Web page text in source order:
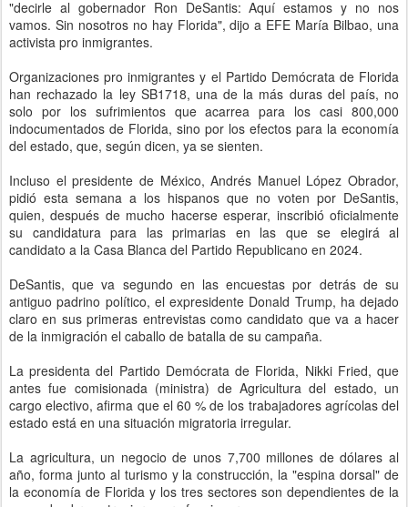
"decirle al gobernador Ron DeSantis: Aquí estamos y no nos
vamos. Sin nosotros no hay Florida", dijo a EFE María Bilbao, una
activista pro inmigrantes.
Organizaciones pro inmigrantes y el Partido Demócrata de Florida
han rechazado la ley SB1718, una de la más duras del país, no
solo por los sufrimientos que acarrea para los casi 800,000
indocumentados de Florida, sino por los efectos para la economía
del estado, que, según dicen, ya se sienten.
Incluso el presidente de México, Andrés Manuel López Obrador,
pidió esta semana a los hispanos que no voten por DeSantis,
quien, después de mucho hacerse esperar, inscribió oficialmente
su candidatura para las primarias en las que se elegirá al
candidato a la Casa Blanca del Partido Republicano en 2024.
DeSantis, que va segundo en las encuestas por detrás de su
antiguo padrino político, el expresidente Donald Trump, ha dejado
claro en sus primeras entrevistas como candidato que va a hacer
de la inmigración el caballo de batalla de su campaña.
La presidenta del Partido Demócrata de Florida, Nikki Fried, que
antes fue comisionada (ministra) de Agricultura del estado, un
cargo electivo, afirma que el 60 % de los trabajadores agrícolas del
estado está en una situación migratoria irregular.
La agricultura, un negocio de unos 7,700 millones de dólares al
año, forma junto al turismo y la construcción, la "espina dorsal" de
la economía de Florida y los tres sectores son dependientes de la